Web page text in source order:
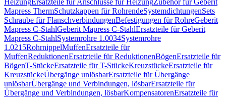
HeizungErsatzteile für Anschlüsse für HeizungZubehör für Geberit
Mapress ThermSchutzkappen für RohrendeSystemdichtungenSets
Schraube für FlanschverbindungenBefestigungen für RohreGeberit
Mapress C-StahlGeberit Mapress C-StahlErsatzteile für Geberit
Mapress C-StahlSystemrohre 1.0034Systemrohre
1.0215RohrnippelMuffenErsatzteile für
MuffenReduktionenErsatzteile für ReduktionenBögenErsatzteile für
BögenT-StückeErsatzteile für T-StückeKreuzstückeErsatzteile für
KreuzstückeÜbergänge unlösbarErsatzteile für Übergänge
unlösbarÜbergänge und Verbindungen, lösbarErsatzteile für
Übergänge und Verbindungen, lösbarKompensatorenErsatzteile für